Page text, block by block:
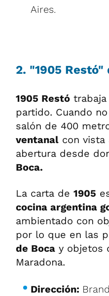
Aires.
2. "1905
1905 Restó
partido. Cuando
salón de 400
ventanal con
abertura desde
Boca.
La carta de 1905
cocina argentina
ambientado con
por lo que en las
de Boca y objetos
Maradona.
Dirección: